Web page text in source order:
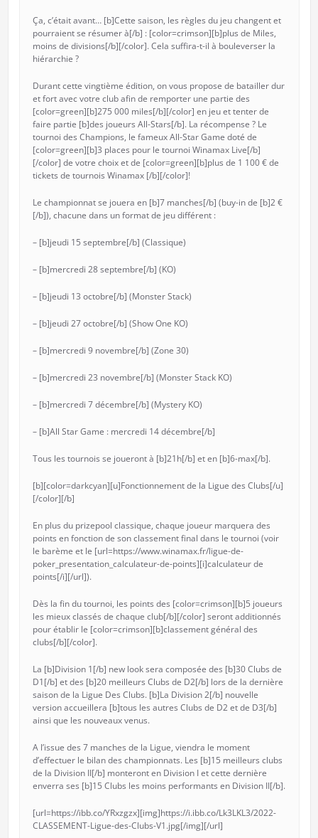
Ça, c’était avant… [b]Cette saison, les règles du jeu changent et
pourraient se résumer à[/b] : [color=crimson][b]plus de Miles,
moins de divisions[/b][/color]. Cela suffira-t-il à bouleverser la
hiérarchie ?
Durant cette vingtième édition, on vous propose de batailler dur
et fort avec votre club afin de remporter une partie des
[color=green][b]275 000 miles[/b][/color] en jeu et tenter de
faire partie [b]des joueurs All-Stars[/b]. La récompense ? Le
tournoi des Champions, le fameux All-Star Game doté de
[color=green][b]3 places pour le tournoi Winamax Live[/b]
[/color] de votre choix et de [color=green][b]plus de 1 100 € de
tickets de tournois Winamax [/b][/color]!
Le championnat se jouera en [b]7 manches[/b] (buy-in de [b]2 €
[/b]), chacune dans un format de jeu différent :
– [b]jeudi 15 septembre[/b] (Classique)
– [b]mercredi 28 septembre[/b] (KO)
– [b]jeudi 13 octobre[/b] (Monster Stack)
– [b]jeudi 27 octobre[/b] (Show One KO)
– [b]mercredi 9 novembre[/b] (Zone 30)
– [b]mercredi 23 novembre[/b] (Monster Stack KO)
– [b]mercredi 7 décembre[/b] (Mystery KO)
– [b]All Star Game : mercredi 14 décembre[/b]
Tous les tournois se joueront à [b]21h[/b] et en [b]6-max[/b].
[b][color=darkcyan][u]Fonctionnement de la Ligue des Clubs[/u]
[/color][/b]
En plus du prizepool classique, chaque joueur marquera des
points en fonction de son classement final dans le tournoi (voir
le barème et le [url=https://www.winamax.fr/ligue-de-
poker_presentation_calculateur-de-points][i]calculateur de
points[/i][/url]).
Dès la fin du tournoi, les points des [color=crimson][b]5 joueurs
les mieux classés de chaque club[/b][/color] seront additionnés
pour établir le [color=crimson][b]classement général des
clubs[/b][/color].
La [b]Division 1[/b] new look sera composée des [b]30 Clubs de
D1[/b] et des [b]20 meilleurs Clubs de D2[/b] lors de la dernière
saison de la Ligue Des Clubs. [b]La Division 2[/b] nouvelle
version accueillera [b]tous les autres Clubs de D2 et de D3[/b]
ainsi que les nouveaux venus.
A l’issue des 7 manches de la Ligue, viendra le moment
d’effectuer le bilan des championnats. Les [b]15 meilleurs clubs
de la Division II[/b] monteront en Division I et cette dernière
enverra ses [b]15 Clubs les moins performants en Division II[/b].
[url=https://ibb.co/YRxzgzx][img]https://i.ibb.co/Lk3LKL3/2022-
CLASSEMENT-Ligue-des-Clubs-V1.jpg[/img][/url]